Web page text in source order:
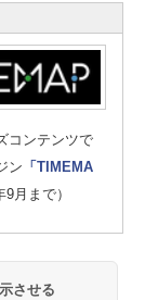
コンテンツで
ン 「TIMEMA
月まで）
させる